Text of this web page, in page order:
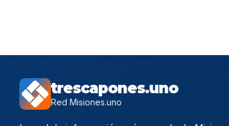
trescapones.uno
Red Misiones.uno